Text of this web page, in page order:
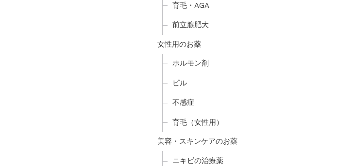
育毛・AGA
前立腺肥大
女性用のお薬
ホルモン剤
ピル
不感症
育毛（女性用）
美容・スキンケアのお薬
ニキビの治療薬